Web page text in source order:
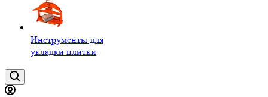
Инструменты для
укладки плитки